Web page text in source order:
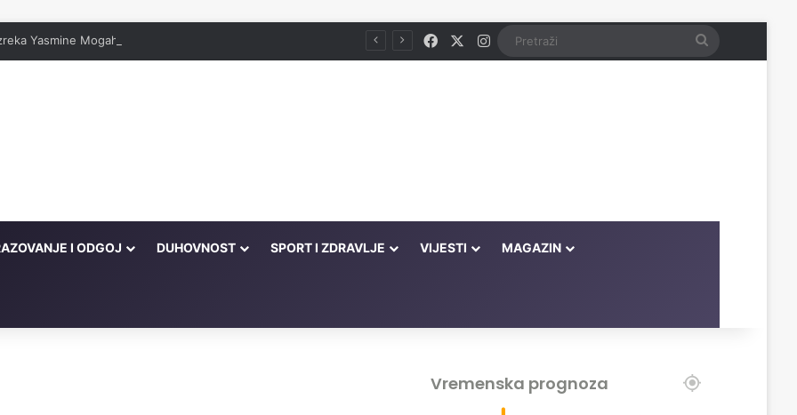
Yasmine Mogahed FacebookInstagram Pretraži
I ODGOJ DUHOVNOST SPORT I ZDRAVLJE VIJESTI MAGAZIN
Vremenska prognoza